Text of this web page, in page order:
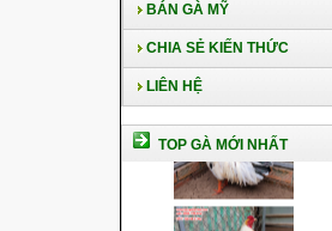
BÁN GÀ MỸ
CHIA SẺ KIẾN THỨC
LIÊN HỆ
TOP GÀ MỚI NHẤT